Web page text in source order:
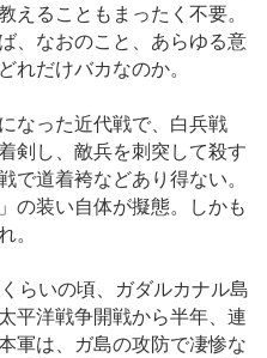
えることもまったく不要。
、なおのこと、あらゆる意
れだけバカなのか。
なった近代戦で、白兵戦
剣し、敵兵を刺突して殺す
で道着袴などあり得ない。
の装い自体が擬態。しかも
。
らいの頃、ガダルカナル島
平洋戦争開戦から半年、連
軍は、ガ島の攻防で凄惨な